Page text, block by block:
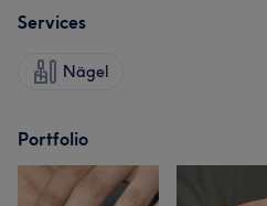
Services
Nägel
Portfolio